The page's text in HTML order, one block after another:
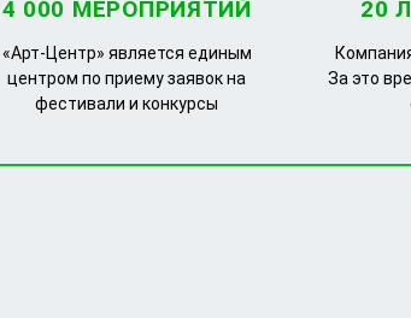
4 000 МЕРОПРИЯТИЙ
«Арт-Центр» является единым
центром по приему заявок на
фестивали и конкурсы
20
За это